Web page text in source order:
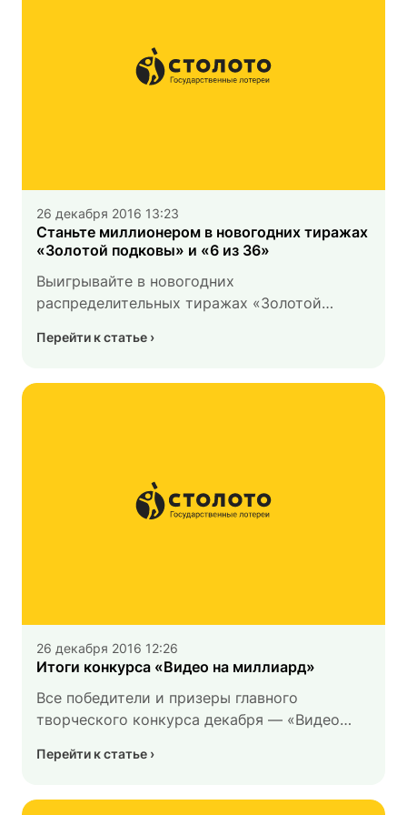
26 декабря 2016 13:23
Станьте миллионером в новогодних тиражах
«Золотой подковы» и «6 из 36»
Выигрывайте в новогодних
распределительных тиражах «Золотой
Перейти к статье
26 декабря 2016 12:26
Итоги конкурса «Видео на миллиард»
Все победители и призеры главного
творческого конкурса декабря — «Видео
Перейти к статье